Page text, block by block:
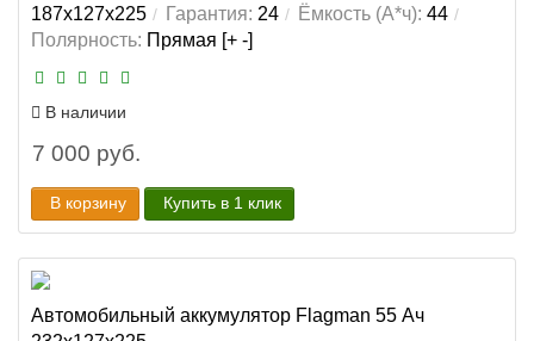
187x127x225
Гарантия: 24 Ёмкость (А*ч): 44
Полярность: Прямая [+ -]
В наличии
7 000 руб.
В корзину Купить в 1 клик
Автомобильный аккумулятор Flagman 55 Ач